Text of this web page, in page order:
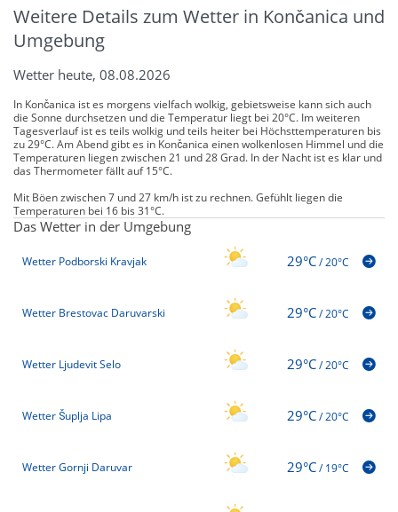
Weitere Details zum Wetter in Končanica und
Umgebung
Wetter heute, 08.08.2026
In Končanica ist es morgens vielfach wolkig, gebietsweise kann sich auch
die Sonne durchsetzen und die Temperatur liegt bei 20°C. Im weiteren
Tagesverlauf ist es teils wolkig und teils heiter bei Höchsttemperaturen bis
zu 29°C. Am Abend gibt es in Končanica einen wolkenlosen Himmel und die
Temperaturen liegen zwischen 21 und 28 Grad. In der Nacht ist es klar und
das Thermometer fällt auf 15°C.
Mit Böen zwischen 7 und 27 km/h ist zu rechnen. Gefühlt liegen die
Temperaturen bei 16 bis 31°C.
Das Wetter in der Umgebung
Wetter Podborski Kravjak 29°C/20°C
Wetter Brestovac Daruvarski 29°C/20°C
Wetter Ljudevit Selo 29°C/20°C
Wetter Šuplja Lipa 29°C/20°C
Wetter Gornji Daruvar 29°C/19°C